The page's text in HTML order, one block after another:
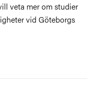
veta mer om studier
vid Göteborgs